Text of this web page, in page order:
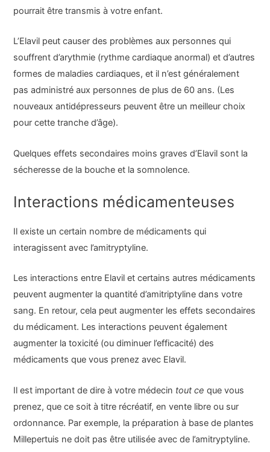
pourrait être transmis à votre enfant.
L’Elavil peut causer des problèmes aux personnes qui
souffrent d’arythmie (rythme cardiaque anormal) et d’autres
formes de maladies cardiaques, et il n’est généralement
pas administré aux personnes de plus de 60 ans. (Les
nouveaux antidépresseurs peuvent être un meilleur choix
pour cette tranche d’âge).
Quelques effets secondaires moins graves d’Elavil sont la
sécheresse de la bouche et la somnolence.
Interactions médicamenteuses
Il existe un certain nombre de médicaments qui
interagissent avec l’amitryptyline.
Les interactions entre Elavil et certains autres médicaments
peuvent augmenter la quantité d’amitriptyline dans votre
sang. En retour, cela peut augmenter les effets secondaires
du médicament. Les interactions peuvent également
augmenter la toxicité (ou diminuer l’efficacité) des
médicaments que vous prenez avec Elavil.
Il est important de dire à votre médecin tout ce que vous
prenez, que ce soit à titre récréatif, en vente libre ou sur
ordonnance. Par exemple, la préparation à base de plantes
Millepertuis ne doit pas être utilisée avec de l’amitryptyline.